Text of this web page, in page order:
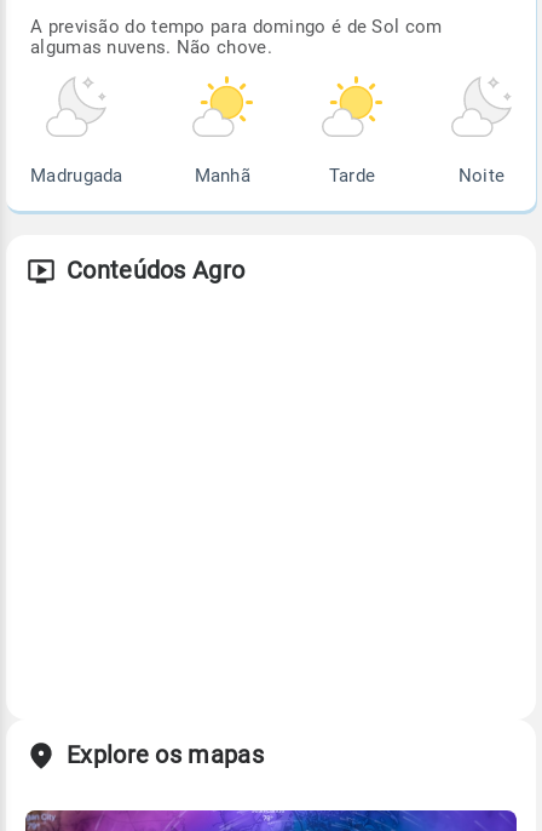
A previsão do tempo para domingo é de Sol com
algumas nuvens. Não chove.
Madrugada Manhã Tarde Noite
Conteúdos Agro
Explore os mapas